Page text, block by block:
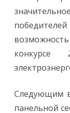
конкурсе
Следующим
панельной